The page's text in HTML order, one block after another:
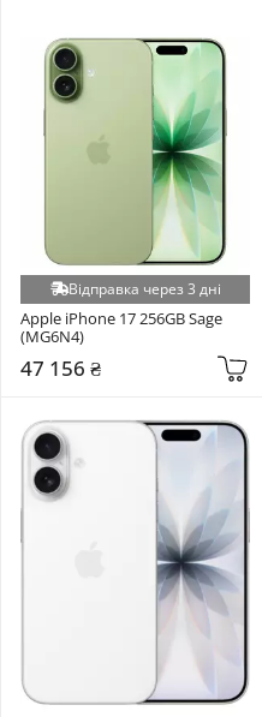
Відправка через 3 дні
Apple iPhone 17 256GB Sage
(MG6N4)
47 156 ₴